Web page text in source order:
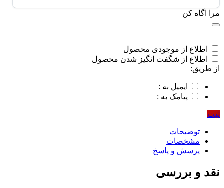
مرا اگاه کن
اطلاع از موجودی محصول
اطلاع از شگفت انگیز شدن محصول
از طریق:
ایمیل به :
پیامک به :
ثبت
توضیحات
مشخصات
پرسش و پاسخ
نقد و بررسی